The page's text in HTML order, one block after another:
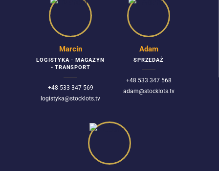
Marcin
LOGISTYKA - MAGAZYN
- TRANSPORT
+48 533 347 569
logistyka@stocklots.tv
Adam
SPRZEDAŻ
+48 533 347 568
adam@stocklots.tv